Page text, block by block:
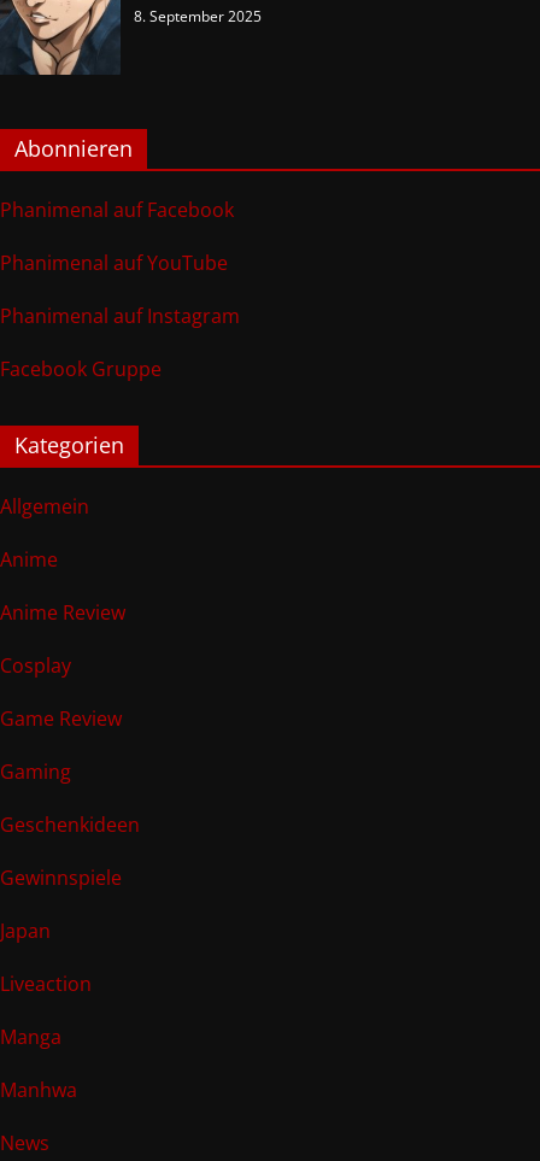
8. September 2025
Abonnieren
Phanimenal auf Facebook
Phanimenal auf YouTube
Phanimenal auf Instagram
Facebook Gruppe
Kategorien
Allgemein
Anime
Anime Review
Cosplay
Game Review
Gaming
Geschenkideen
Gewinnspiele
Japan
Liveaction
Manga
Manhwa
News